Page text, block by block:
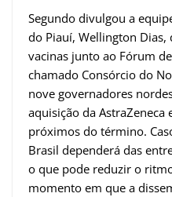
Segundo divulgou a
do Piauí, Wellington
vacinas junto ao Fórum
chamado Consórcio do
nove governadores
aquisição da AstraZeneca
próximos do término.
Brasil dependerá das
o que pode reduzir o
momento em que a